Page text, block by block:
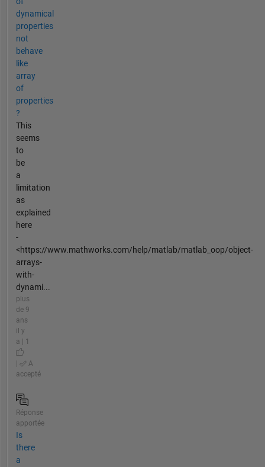
dynamical
properties
not
behave
like
array
of
properties
?
This
seems
to
be
a
limitation
as
explained
here
-
<https://www.mathworks.com/help/matlab/matlab_oop/object-
arrays-
with-
dynami...
plus
de 9
ans
il y
a | 1
A
accepté
Réponse
apportée
Is
there
a